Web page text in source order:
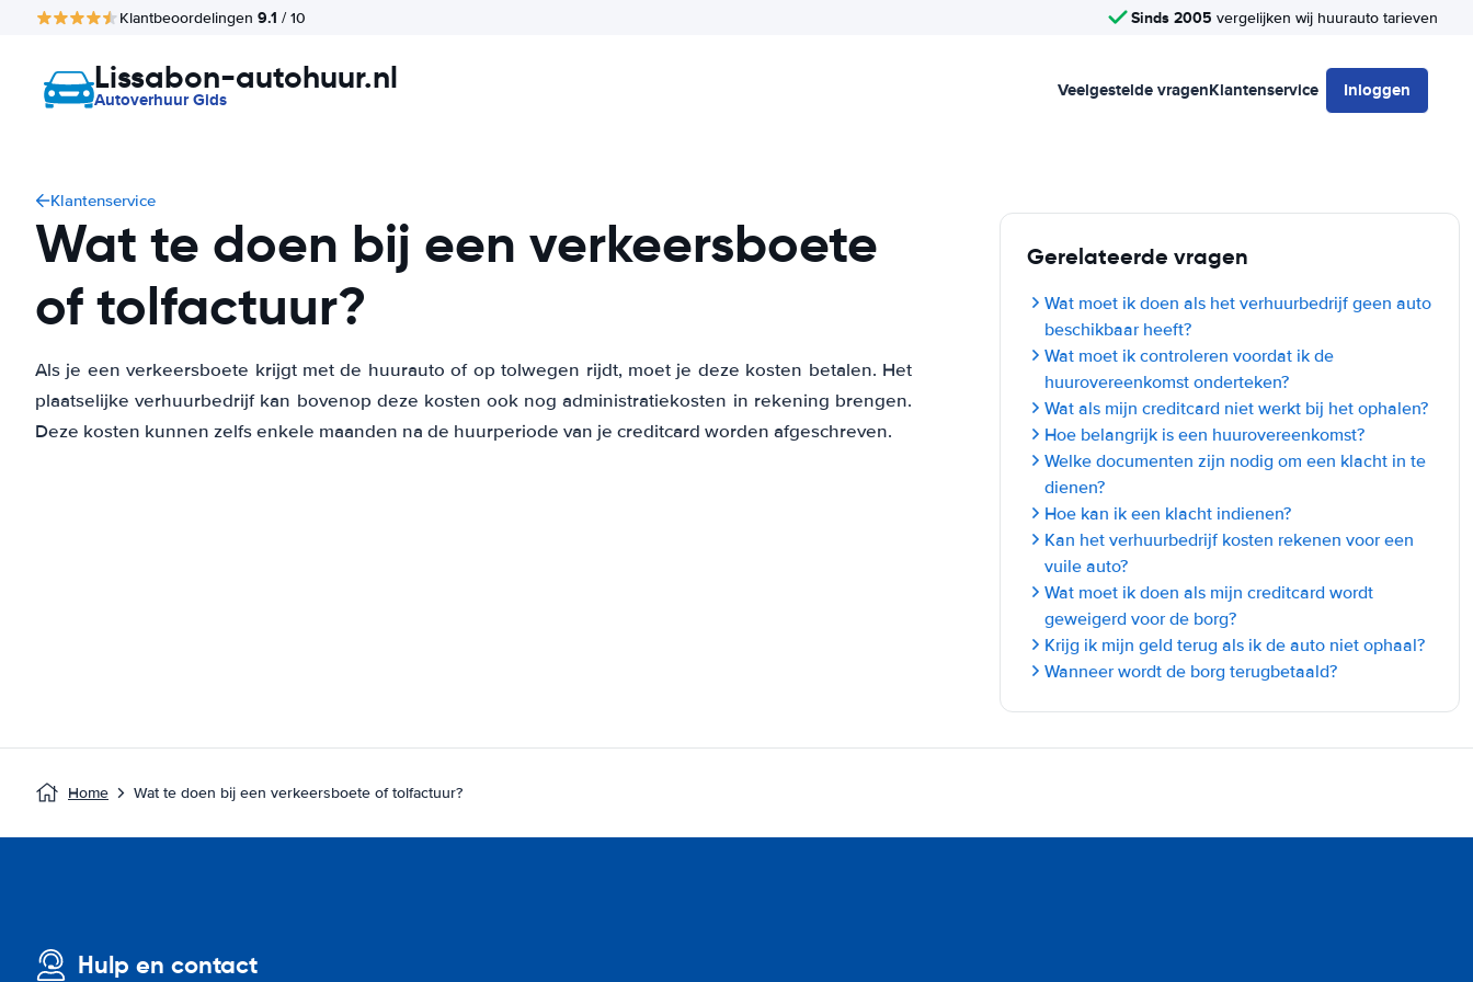
Klantbeoordelingen 9.1 / 10 Sinds 2005 vergelijken wij huurauto tarieven
Lissabon-autohuur.nl
Autoverhuur Gids Veelgestelde vragenKlantenservice Inloggen
Klantenservice
Wat te doen bij een verkeersboete
of tolfactuur?
Als je een verkeersboete krijgt met de huurauto of op tolwegen rijdt, moet je deze kosten betalen. Het
plaatselijke verhuurbedrijf kan bovenop deze kosten ook nog administratiekosten in rekening brengen.
Deze kosten kunnen zelfs enkele maanden na de huurperiode van je creditcard worden afgeschreven.
Gerelateerde vragen
Wat moet ik doen als het verhuurbedrijf geen auto
beschikbaar heeft?
Wat moet ik controleren voordat ik de
huurovereenkomst onderteken?
Wat als mijn creditcard niet werkt bij het ophalen?
Hoe belangrijk is een huurovereenkomst?
Welke documenten zijn nodig om een klacht in te
dienen?
Hoe kan ik een klacht indienen?
Kan het verhuurbedrijf kosten rekenen voor een
vuile auto?
Wat moet ik doen als mijn creditcard wordt
geweigerd voor de borg?
Krijg ik mijn geld terug als ik de auto niet ophaal?
Wanneer wordt de borg terugbetaald?
Home Wat te doen bij een verkeersboete of tolfactuur?
Hulp en contact